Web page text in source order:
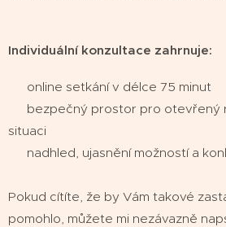
Individuální konzultace zahrnuje:
➡ online setkání v délce 75 minut
➡ bezpečný prostor pro otevřený
situaci
➡ nadhled, ujasnění možností a
Pokud cítíte, že by Vám takové
pomohlo, můžete mi nezávazně